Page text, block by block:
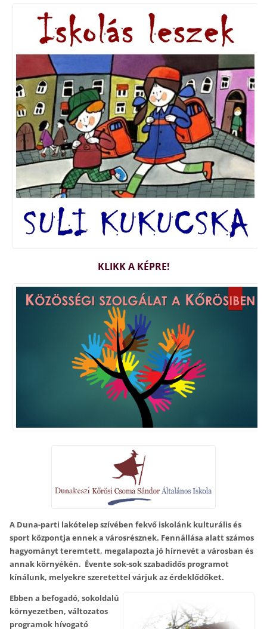
KLIKK A KÉPRE!
A Duna-parti lakótelep szívében fekvő iskolánk kulturális és
sport központja ennek a városrésznek. Fennállása alatt számos
hagyományt teremtett, megalapozta jó hírnevét a városban és
annak környékén. Évente sok-sok szabadidős programot
kínálunk, melyekre szeretettel várjuk az érdeklődőket.
Ebben a befogadó, sokoldalú
környezetben, változatos
programok hívogató